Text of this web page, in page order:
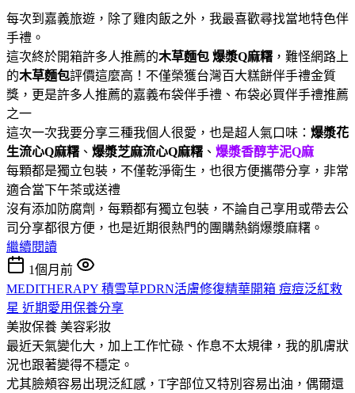
每次到嘉義旅遊，除了雞肉飯之外，我最喜歡尋找當地特色伴
手禮。
這次終於開箱許多人推薦的木草麵包 爆漿Q麻糬 ，難怪網路上
的木草麵包評價這麼高！不僅榮獲台灣百大糕餅伴手禮金質
獎，更是許多人推薦的嘉義布袋伴手禮、布袋必買伴手禮推薦
之一
這次一次我要分享三種我個人很愛，也是超人氣口味： 爆漿花
生流心Q麻糬 、 爆漿芝麻流心Q麻糬 、 爆漿香醇芋泥Q麻
每顆都是獨立包裝，不僅乾淨衛生，也很方便攜帶分享，非常
適合當下午茶或送禮
沒有添加防腐劑，每顆都有獨立包裝，不論自己享用或帶去公
司分享都很方便，也是近期很熱門的團購熱銷爆漿麻糬。
繼續閱讀
1個月前
MEDITHERAPY 積雪草PDRN活膚修復精華開箱 痘痘泛紅救
星 近期愛用保養分享
美妝保養 美容彩妝
最近天氣變化大，加上工作忙碌、作息不太規律，我的肌膚狀
況也跟著變得不穩定。
尤其臉頰容易出現泛紅感，T字部位又特別容易出油，偶爾還